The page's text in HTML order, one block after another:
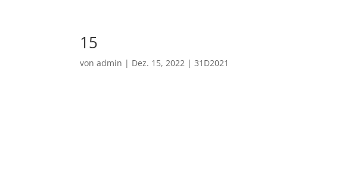
15
vonadmin | Dez. 15, 2022 |31D2021